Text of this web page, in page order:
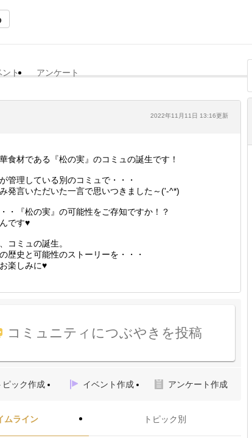
ント アンケート
2022年11月11日 13:16更新
食材である『松の実』のコミュの誕生です！
管理している別のコミュで・・・
発言いただいた一言で思いつきました～('-^*)
・『松の実』の可能性をご存知ですか！？
です♥
コミュの誕生。
歴史と可能性のストーリーを・・・
楽しみに♥
コミュニティにつぶやきを投稿
ピック作成 イベント作成 アンケート作成
ムライン トピック別